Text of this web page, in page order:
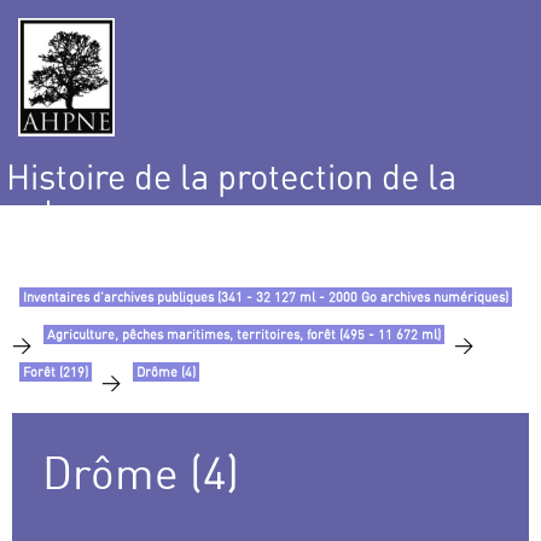
Histoire de la protection de la
nature
Inventaires d’archives publiques (341 - 32 127 ml - 2000 Go archives numériques)
> Agriculture, pêches maritimes, territoires, forêt (495 - 11 672 ml) >
Forêt (219) > Drôme (4)
Drôme (4)